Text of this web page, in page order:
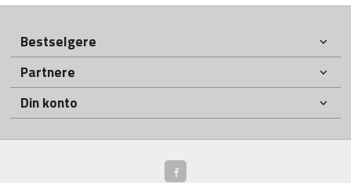
Bestselgere
Partnere
Din konto